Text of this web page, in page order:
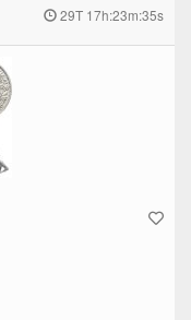
29T 17h:23m:34s